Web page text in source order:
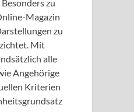
Besonders zu
Magazin
zu
Mit
alle
Angehörige
Kriterien